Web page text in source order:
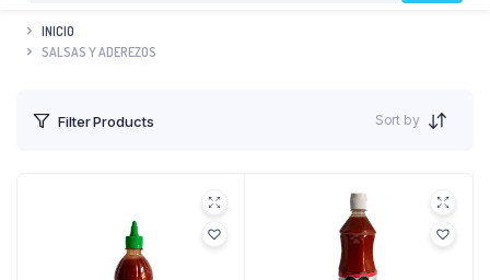
INICIO
SALSAS Y ADEREZOS
Filter Products Sort by